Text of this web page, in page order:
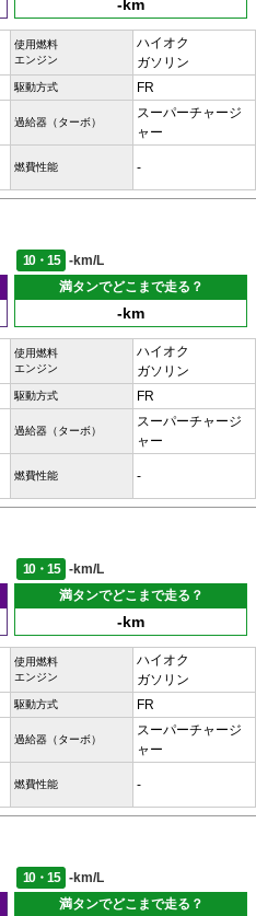
-km
使用燃料
エンジン
ハイオク
ガソリン
駆動方式 FR
過給器（ターボ）
スーパーチャージ
ャー
燃費性能 -
10・15
-km/L
満タンでどこまで走る？
-km
使用燃料
エンジン
ハイオク
ガソリン
駆動方式 FR
過給器（ターボ）
スーパーチャージ
ャー
燃費性能 -
10・15
-km/L
満タンでどこまで走る？
-km
使用燃料
エンジン
ハイオク
ガソリン
駆動方式 FR
過給器（ターボ）
スーパーチャージ
ャー
燃費性能 -
10・15
-km/L
満タンでどこまで走る？